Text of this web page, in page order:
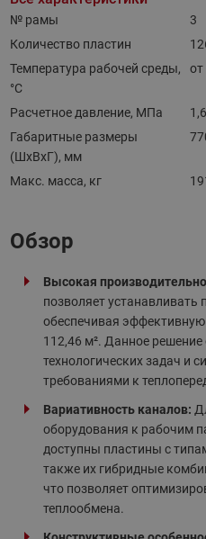
№ рамы
3
Количество пластин
Температура рабочей среды,
°С
от
Расчетное давление, МПа
1,6
Габаритные размеры
(ШхВхГ), мм
Макс. масса, кг
Обзор
Высокая
позволяет устанавливать
обеспечивая
112,46 м². Данное
технологических задач и
требованиями к
Вариативность каналов:
оборудования к рабочим
доступны пластины с
также их гибридные
что позволяет
теплообмена.